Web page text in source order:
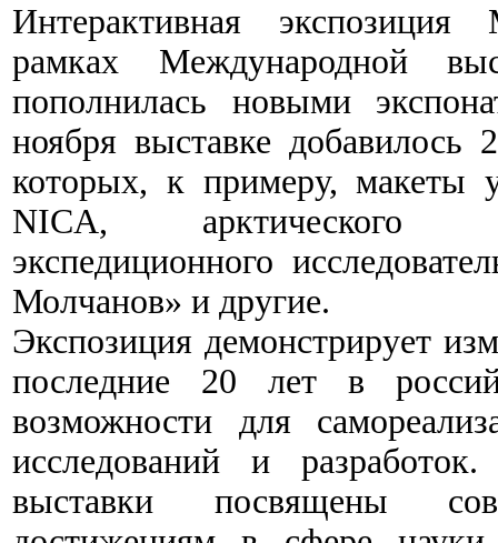
Интерактивная
рамках Международной
пополнилась новыми
ноября выставке добавилось
которых, к примеру, макеты
NICA, арктического
экспедиционного
Молчанов» и другие.
Экспозиция демонстрирует
последние 20 лет в
возможности для
исследований и
выставки посвящены